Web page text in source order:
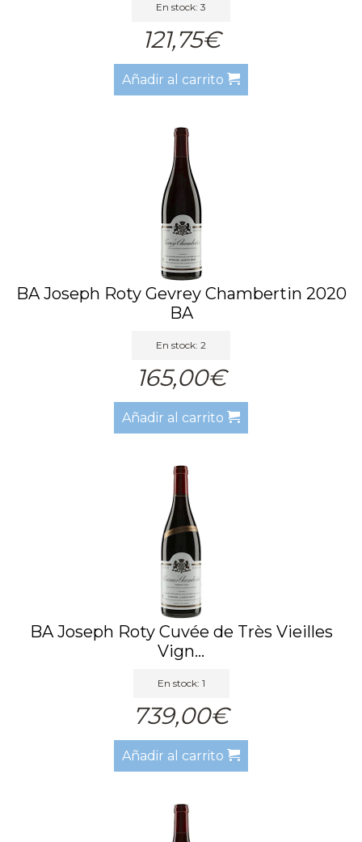
En stock: 3
121,75€
Añadir al carrito
BA Joseph Roty Gevrey Chambertin 2020
BA
En stock: 2
165,00€
Añadir al carrito
BA Joseph Roty Cuvée de Très Vieilles
Vign...
En stock: 1
739,00€
Añadir al carrito